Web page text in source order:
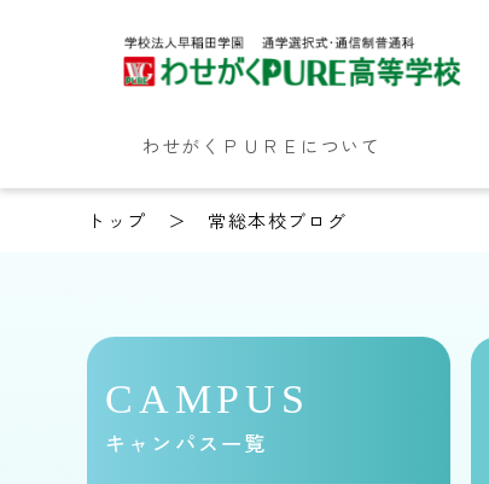
わせがくＰＵＲＥについて
トップ 常総本校ブログ
CAMPUS
キャンパス一覧